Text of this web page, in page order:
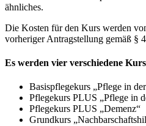
ähnliches.
Die Kosten für den Kurs werden
vorheriger Antragstellung gemäß §
Es werden vier verschiedene
Basispflegekurs „Pflege in
Pflegekurs PLUS „Pflege in
Pflegekurs PLUS „Demenz“
Grundkurs